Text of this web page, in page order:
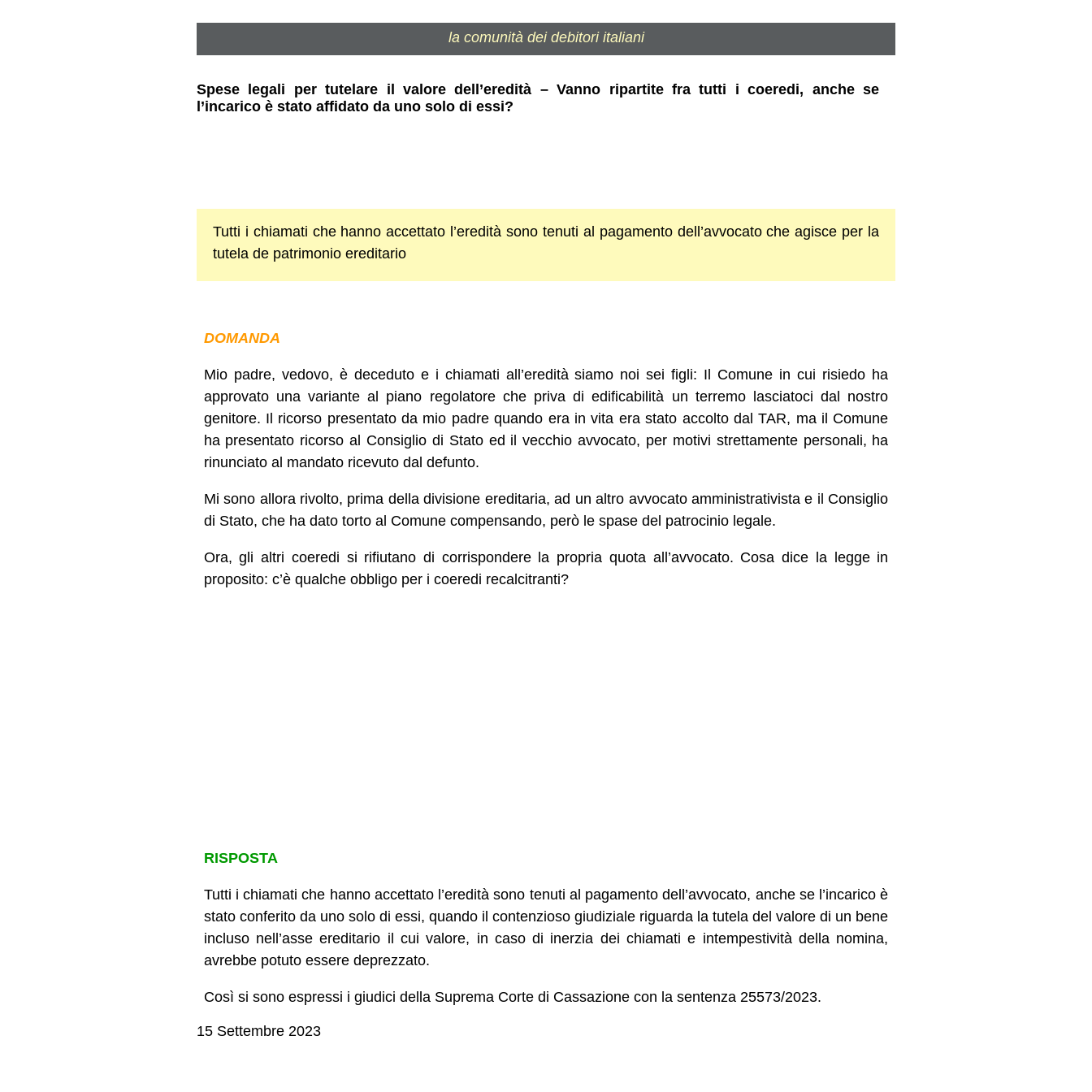
la comunità dei debitori italiani
Spese legali per tutelare il valore dell’eredità – Vanno ripartite fra tutti i coeredi, anche se
l’incarico è stato affidato da uno solo di essi?
Tutti i chiamati che hanno accettato l’eredità sono tenuti al pagamento dell’avvocato che agisce per la
tutela de patrimonio ereditario
DOMANDA
Mio padre, vedovo, è deceduto e i chiamati all’eredità siamo noi sei figli: Il Comune in cui risiedo ha
approvato una variante al piano regolatore che priva di edificabilità un terremo lasciatoci dal nostro
genitore. Il ricorso presentato da mio padre quando era in vita era stato accolto dal TAR, ma il Comune
ha presentato ricorso al Consiglio di Stato ed il vecchio avvocato, per motivi strettamente personali, ha
rinunciato al mandato ricevuto dal defunto.
Mi sono allora rivolto, prima della divisione ereditaria, ad un altro avvocato amministrativista e il Consiglio
di Stato, che ha dato torto al Comune compensando, però le spase del patrocinio legale.
Ora, gli altri coeredi si rifiutano di corrispondere la propria quota all’avvocato. Cosa dice la legge in
proposito: c’è qualche obbligo per i coeredi recalcitranti?
RISPOSTA
Tutti i chiamati che hanno accettato l’eredità sono tenuti al pagamento dell’avvocato, anche se l’incarico è
stato conferito da uno solo di essi, quando il contenzioso giudiziale riguarda la tutela del valore di un bene
incluso nell’asse ereditario il cui valore, in caso di inerzia dei chiamati e intempestività della nomina,
avrebbe potuto essere deprezzato.
Così si sono espressi i giudici della Suprema Corte di Cassazione con la sentenza 25573/2023.
15 Settembre 2023